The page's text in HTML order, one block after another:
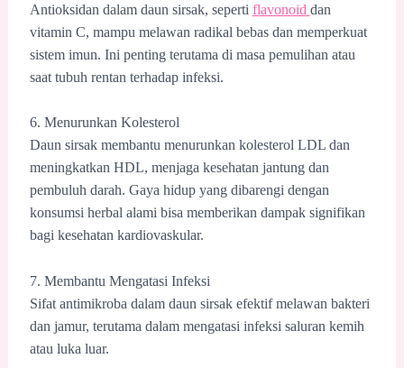
Antioksidan dalam daun sirsak, seperti flavonoid dan
vitamin C, mampu melawan radikal bebas dan memperkuat
sistem imun. Ini penting terutama di masa pemulihan atau
saat tubuh rentan terhadap infeksi.
6. Menurunkan Kolesterol
Daun sirsak membantu menurunkan kolesterol LDL dan
meningkatkan HDL, menjaga kesehatan jantung dan
pembuluh darah. Gaya hidup yang dibarengi dengan
konsumsi herbal alami bisa memberikan dampak signifikan
bagi kesehatan kardiovaskular.
7. Membantu Mengatasi Infeksi
Sifat antimikroba dalam daun sirsak efektif melawan bakteri
dan jamur, terutama dalam mengatasi infeksi saluran kemih
atau luka luar.